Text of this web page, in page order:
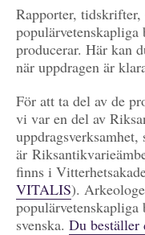
Rapporter,
producerar. Här kan
när uppdragen är
För att ta del av de
vi var en del av
uppdragsverksamhet,
är
finns i
VITALIS).
populärvetenskapliga
svenska. Du beställer